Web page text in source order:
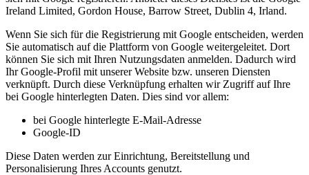
Ireland Limited, Gordon House, Barrow Street, Dublin 4, Irland.
Wenn Sie sich für die Registrierung mit Google entscheiden, werden
Sie automatisch auf die Plattform von Google weitergeleitet. Dort
können Sie sich mit Ihren Nutzungsdaten anmelden. Dadurch wird
Ihr Google-Profil mit unserer Website bzw. unseren Diensten
verknüpft. Durch diese Verknüpfung erhalten wir Zugriff auf Ihre
bei Google hinterlegten Daten. Dies sind vor allem:
bei Google hinterlegte E-Mail-Adresse
Google-ID
Diese Daten werden zur Einrichtung, Bereitstellung und
Personalisierung Ihres Accounts genutzt.